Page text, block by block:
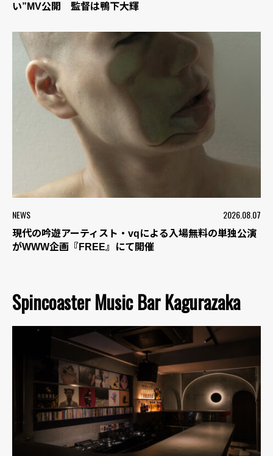
い”MV公開 監督は鴨下大輝
NEWS 2026.08.07
現代の吟遊アーティスト・vqによる入場無料の単独公演
がWWW企画『FREE』にて開催
Spincoaster Music Bar Kagurazaka